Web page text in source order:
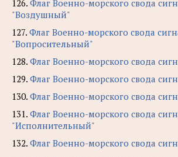
126. Флаг Военно-морского свода
"Воздушный"
127. Флаг Военно-морского свода
"Вопросительный"
128. Флаг Военно-морского свода
129. Флаг Военно-морского свода
130. Флаг Военно-морского свода
131. Флаг Военно-морского свода
"Исполнительный"
132. Флаг Военно-морского свода